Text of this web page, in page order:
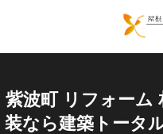
紫波町 リフォーム
装なら建築トータ